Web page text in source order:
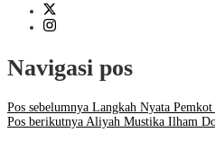
Navigasi pos
Pos sebelumnya Langkah Nyata
Pos berikutnya Aliyah Mustika Ilham